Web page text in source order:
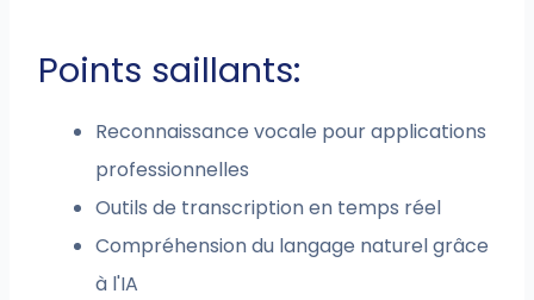
Points saillants:
Reconnaissance vocale pour applications
professionnelles
Outils de transcription en temps réel
Compréhension du langage naturel grâce
à l'IA